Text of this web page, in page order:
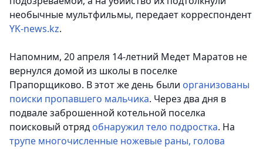
необычные мультфильмы, передает корреспондент
YK-news.kz.
Напомним, 20 апреля 14-летний Медет Маратов не
вернулся домой из школы в поселке
Прапорщиково. В этот же день были организованы
поиски пропавшего мальчика. Через два дня в
подвале заброшенной котельной поселка
поисковый отряд обнаружил тело подростка. На
трупе многочисленные ножевые раны, голова